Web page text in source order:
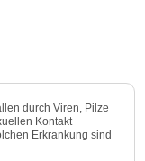
durch Viren, Pilze
Kontakt
Erkrankung sind